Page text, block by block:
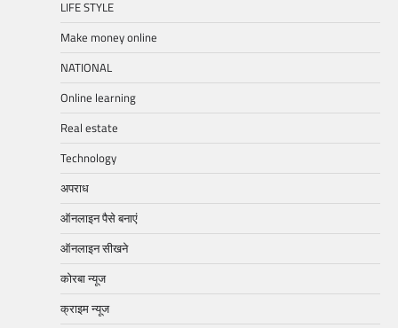
LIFE STYLE
Make money online
NATIONAL
Online learning
Real estate
Technology
अपराध
ऑनलाइन पैसे बनाएं
ऑनलाइन सीखने
कोरबा न्यूज
क्राइम न्यूज